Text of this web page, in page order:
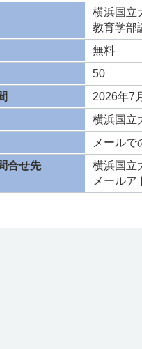
横浜国立
教育学部
無料
50
2026年7
横浜国立
メール
合せ先
横浜国立
メール